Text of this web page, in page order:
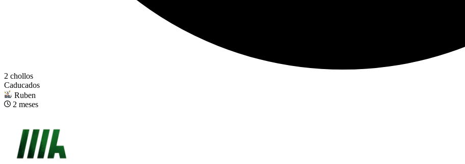
2 chollos
Caducados
Ruben
2 meses